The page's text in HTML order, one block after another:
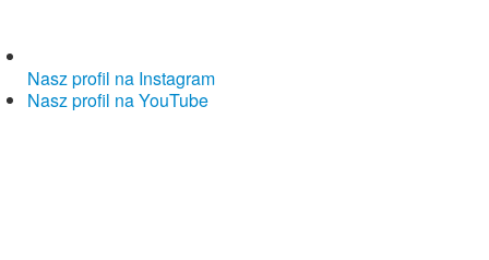
Nasz profil na Instagram
Nasz profil na YouTube